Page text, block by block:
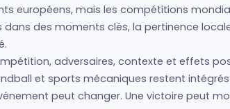
européens, mais les compétitions
des moments clés, la pertinence
adversaires, contexte et effets
et sports mécaniques restent
peut changer. Une victoire peut